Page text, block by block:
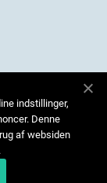
indstillinger,
Denne
af websiden